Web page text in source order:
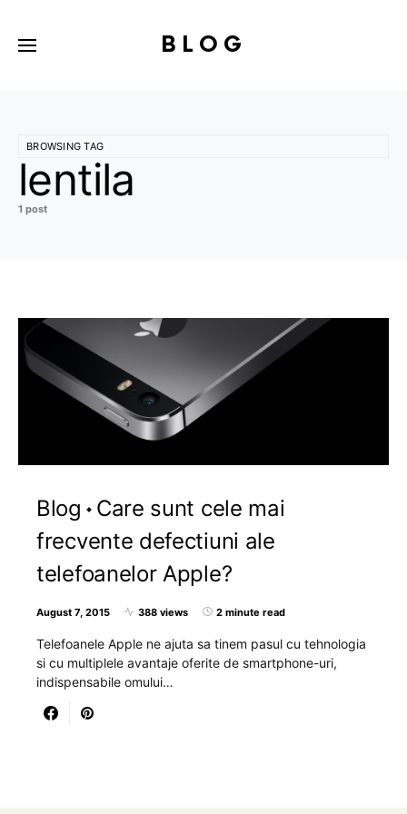
BLOG
BROWSING TAG
lentila
1 post
Blog
Care sunt cele mai
frecvente defectiuni ale
telefoanelor Apple?
August 7, 2015 388 views 2 minute read
Telefoanele Apple ne ajuta sa tinem pasul cu tehnologia
si cu multiplele avantaje oferite de smartphone-uri,
indispensabile omului…